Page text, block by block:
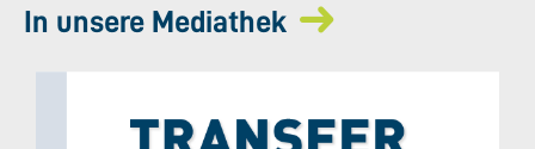
In unsere Mediathek